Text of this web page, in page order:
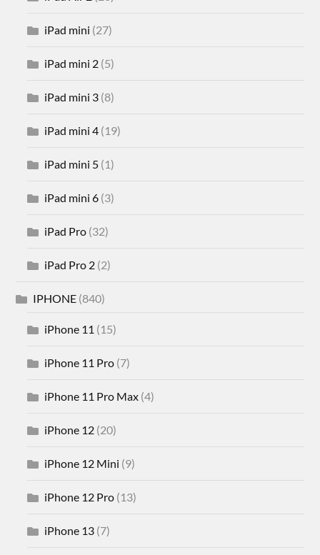
iPad mini (27)
iPad mini 2 (5)
iPad mini 3 (8)
iPad mini 4 (19)
iPad mini 5 (1)
iPad mini 6 (3)
iPad Pro (32)
iPad Pro 2 (2)
IPHONE (840)
iPhone 11 (15)
iPhone 11 Pro (7)
iPhone 11 Pro Max (4)
iPhone 12 (20)
iPhone 12 Mini (9)
iPhone 12 Pro (13)
iPhone 13 (7)